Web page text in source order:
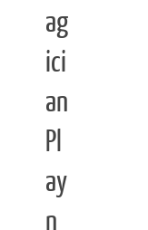
ag
ici
an
Pl
ay
n